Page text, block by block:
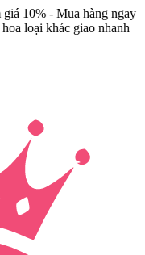
hàng ngay
giao nhanh